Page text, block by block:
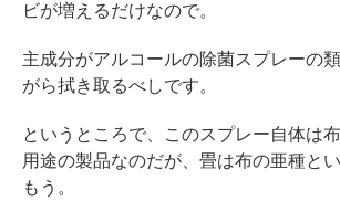
ビが増えるだけなので。
主成分がアルコールの除菌スプレーの
がら拭き取るべしです。
というところで、このスプレー自体は
用途の製品なのだが、畳は布の亜種と
もう。